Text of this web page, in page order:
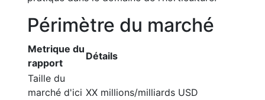
Périmètre du marché
Metrique du
rapport
Détails
Taille du
marché d'ici XX millions/milliards USD